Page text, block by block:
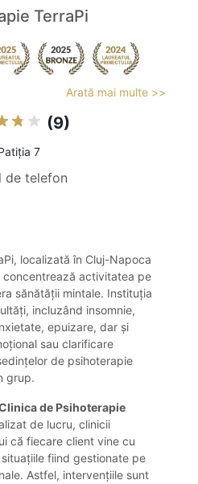
TerraPi
Arată mai multe >>
(9)
7
de telefon
localizată în Cluj-Napoca
concentrează activitatea pe
sănătății mintale. Instituția
incluzând insomnie,
epuizare, dar și
sau clarificare
de psihoterapie
grup.
de Psihoterapie
de lucru, clinicii
că fiecare client vine cu
fiind gestionate pe
Astfel, intervențiile sunt